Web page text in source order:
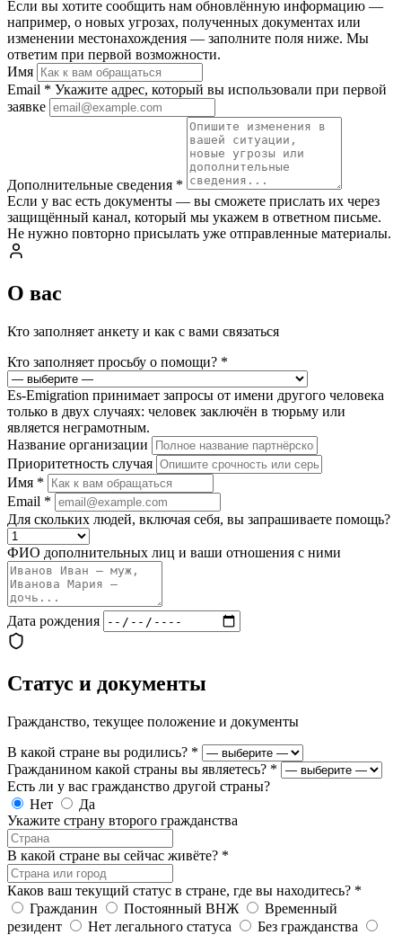
Если вы хотите сообщить нам обновлённую информацию —
например, о новых угрозах, полученных документах или
изменении местонахождения — заполните поля ниже. Мы
ответим при первой возможности.
Имя
Email * Укажите адрес, который вы использовали при первой
заявке
Дополнительные сведения *
Если у вас есть документы — вы сможете прислать их через
защищённый канал, который мы укажем в ответном письме.
Не нужно повторно присылать уже отправленные материалы.
О вас
Кто заполняет анкету и как с вами связаться
Кто заполняет просьбу о помощи? *
Es-Emigration принимает запросы от имени другого человека
только в двух случаях: человек заключён в тюрьму или
является неграмотным.
Название организации
Приоритетность случая
Имя *
Email *
Для скольких людей, включая себя, вы запрашиваете помощь?
ФИО дополнительных лиц и ваши отношения с ними
Дата рождения
Статус и документы
Гражданство, текущее положение и документы
В какой стране вы родились? *
Гражданином какой страны вы являетесь? *
Есть ли у вас гражданство другой страны?
Нет
Да
Укажите страну второго гражданства
В какой стране вы сейчас живёте? *
Каков ваш текущий статус в стране, где вы находитесь? *
Гражданин
Постоянный ВНЖ
Временный
резидент
Нет легального статуса
Без гражданства